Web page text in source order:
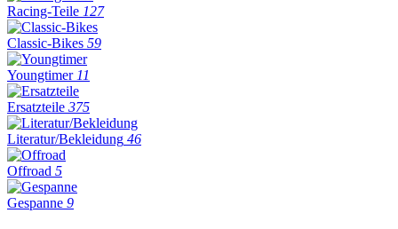
Racing-Teile 127
Classic-Bikes 59
Youngtimer 11
Ersatzteile 375
Literatur/Bekleidung 46
Offroad 5
Gespanne 9